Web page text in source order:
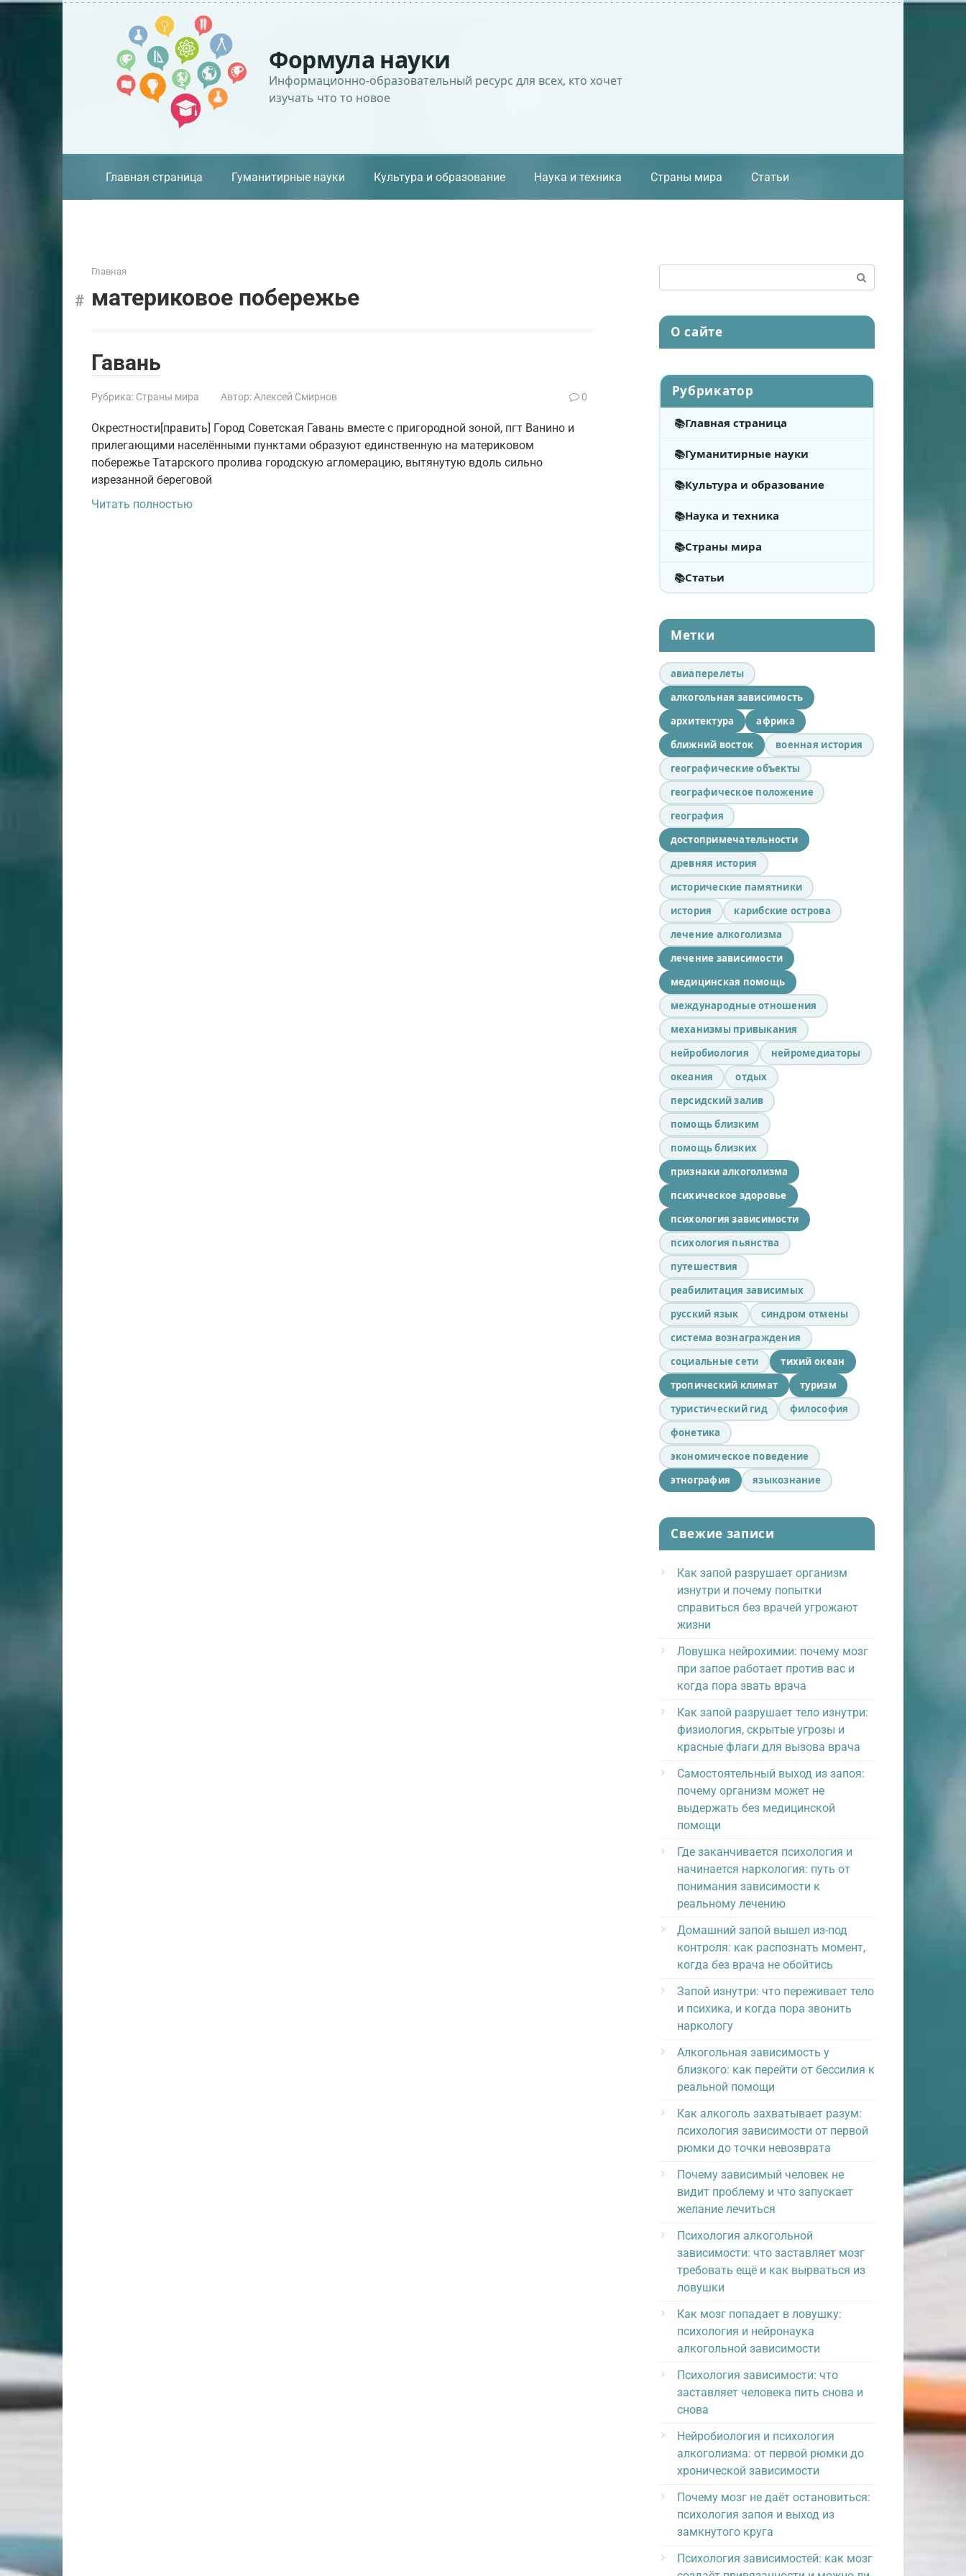
Перейти
Формула науки
Информационно-образовательный ресурс для всех, кто хочет
изучать что то новое
Главная страница Гуманитирные науки Культура и образование Наука и техника Страны мира Статьи
Главная
материковое побережье
Гавань
Рубрика: Страны мира Автор: Алексей Смирнов 0
Окрестности[править] Город Советская Гавань вместе с пригородной зоной, пгт Ванино и
прилегающими населёнными пунктами образуют единственную на материковом
побережье Татарского пролива городскую агломерацию, вытянутую вдоль сильно
изрезанной береговой
Читать полностью
О сайте
Рубрикатор
Главная страница
Гуманитирные науки
Культура и образование
Наука и техника
Страны мира
Статьи
Метки
авиаперелеты
алкогольная зависимость
архитектура
африка
ближний восток
военная история
географические объекты
географическое положение
география
достопримечательности
древняя история
исторические памятники
история
карибские острова
лечение алкоголизма
лечение зависимости
медицинская помощь
международные отношения
механизмы привыкания
нейробиология
нейромедиаторы
океания
отдых
персидский залив
помощь близким
помощь близких
признаки алкоголизма
психическое здоровье
психология зависимости
психология пьянства
путешествия
реабилитация зависимых
русский язык
синдром отмены
система вознаграждения
социальные сети
тихий океан
тропический климат
туризм
туристический гид
философия
фонетика
экономическое поведение
этнография
языкознание
Свежие записи
Как запой разрушает организм
изнутри и почему попытки
справиться без врачей угрожают
жизни
Ловушка нейрохимии: почему мозг
при запое работает против вас и
когда пора звать врача
Как запой разрушает тело изнутри:
физиология, скрытые угрозы и
красные флаги для вызова врача
Самостоятельный выход из запоя:
почему организм может не
выдержать без медицинской
помощи
Где заканчивается психология и
начинается наркология: путь от
понимания зависимости к
реальному лечению
Домашний запой вышел из-под
контроля: как распознать момент,
когда без врача не обойтись
Запой изнутри: что переживает тело
и психика, и когда пора звонить
наркологу
Алкогольная зависимость у
близкого: как перейти от бессилия к
реальной помощи
Как алкоголь захватывает разум:
психология зависимости от первой
рюмки до точки невозврата
Почему зависимый человек не
видит проблему и что запускает
желание лечиться
Психология алкогольной
зависимости: что заставляет мозг
требовать ещё и как вырваться из
ловушки
Как мозг попадает в ловушку:
психология и нейронаука
алкогольной зависимости
Психология зависимости: что
заставляет человека пить снова и
снова
Нейробиология и психология
алкоголизма: от первой рюмки до
хронической зависимости
Почему мозг не даёт остановиться:
психология запоя и выход из
замкнутого круга
Психология зависимостей: как мозг